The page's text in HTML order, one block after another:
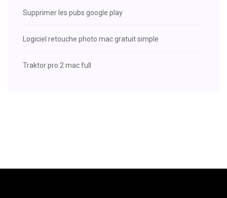
Supprimer les pubs google play
Logiciel retouche photo mac gratuit simple
Traktor pro 2 mac full